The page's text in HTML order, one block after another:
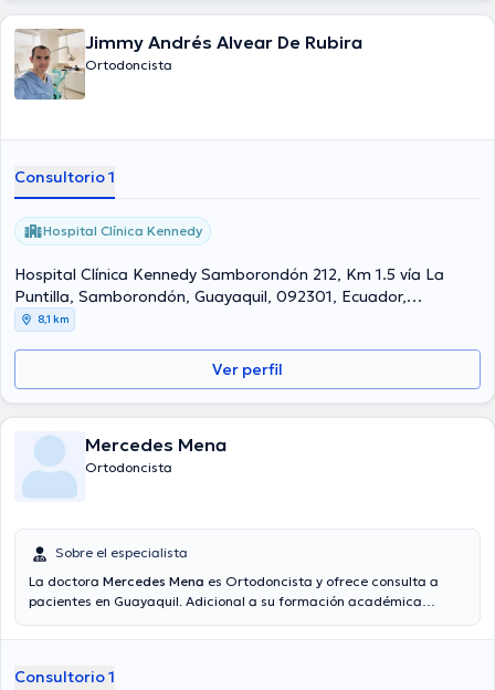
Jimmy Andrés Alvear De Rubira
Ortodoncista
Consultorio 1
Hospital Clínica Kennedy
Hospital Clínica Kennedy Samborondón 212, Km 1.5 vía La
Puntilla, Samborondón, Guayaquil, 092301, Ecuador,
Guayaquil
8,1 km
Ver perfil
Mercedes Mena
Ortodoncista
Sobre el especialista
La doctora Mercedes Mena es Ortodoncista y ofrece consulta a
pacientes en Guayaquil. Adicional a su formación académica
especialidad. La profesional de la salud cuenta con muchos años de
destacados como miembro de diversas asociaciones médicas.
Consultorio 1